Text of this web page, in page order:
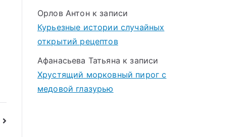
Орлов Антон к записи
Курьезные истории случайных
открытий рецептов
Афанасьева Татьяна к записи
Хрустящий морковный пирог с
медовой глазурью